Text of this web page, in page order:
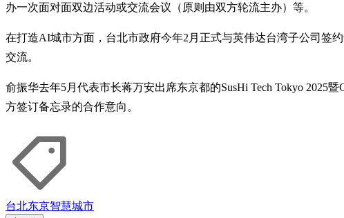
办一次面对面双边活动或交流会议（原则由双方轮流主办）等。
在打造AI城市方面，台北市政府今年2月正式与英伟达台湾子公司签
交流。
俞振华去年5月代表市长蒋万安出席东京都的SusHi Tech Tokyo 2025
方签订备忘录的合作意向。
台北东京智慧城市